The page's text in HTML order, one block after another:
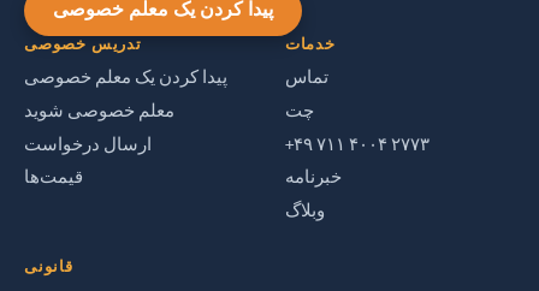
۵ دلیل که چرا تدریس خصوصی می‌تواند شما را میلیونر
سوالاتی برای معلمان آینده
تدریس خصوصی زمان حال کامل استمراری
پیدا کردن یک معلم خصوصی
تدریس خصوصی
پیدا کردن یک معلم خصوصی
معلم خصوصی شوید
ارسال درخواست
قیمت‌ها
خدمات
تماس
چت
‎+۴۹ ۷۱۱ ۴۰۰۴ ۲۷۷۳‎
خبرنامه
وبلاگ
قانونی